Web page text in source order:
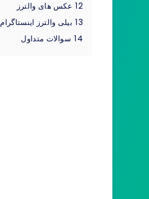
12 عکس های والترز
13 بیلی والترز اینستاگرام
14 سوالات متداول